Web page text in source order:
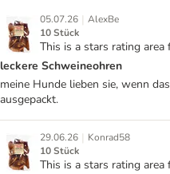
05.07.26 | AlexBe
10 Stück
This is a stars rating
leckere Schweineohren
meine Hunde lieben sie, wenn
ausgepackt.
29.06.26 | Konrad58
10 Stück
This is a stars rating